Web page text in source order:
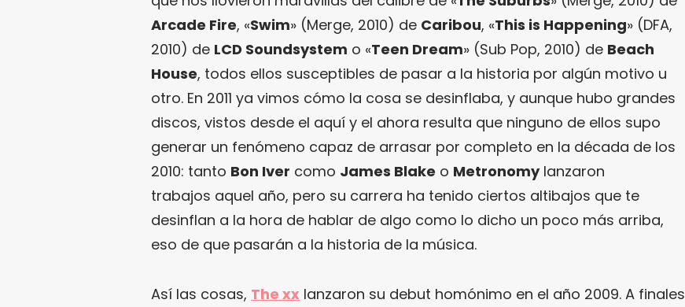
Arcade Fire, «Swim» (Merge, 2010) de Caribou, «This is Happening» (DFA,
2010) de LCD Soundsystem o «Teen Dream» (Sub Pop, 2010) de Beach
House, todos ellos susceptibles de pasar a la historia por algún motivo u
otro. En 2011 ya vimos cómo la cosa se desinflaba, y aunque hubo grandes
discos, vistos desde el aquí y el ahora resulta que ninguno de ellos supo
generar un fenómeno capaz de arrasar por completo en la década de los
2010: tanto Bon Iver como James Blake o Metronomylanzaron
trabajos aquel año, pero su carrera ha tenido ciertos altibajos que te
desinflan a la hora de hablar de algo como lo dicho un poco más arriba,
eso de que pasarán a la historia de la música.
Así las cosas, The xx lanzaron su debut homónimo en el año 2009. A finales